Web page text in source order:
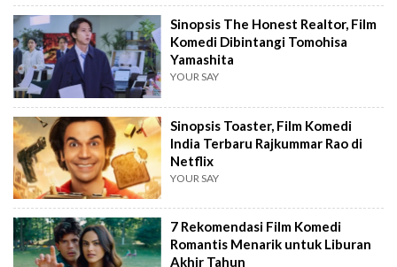
Sinopsis The Honest Realtor, Film
Komedi Dibintangi Tomohisa
Yamashita
YOUR SAY
Sinopsis Toaster, Film Komedi
India Terbaru Rajkummar Rao di
Netflix
YOUR SAY
7 Rekomendasi Film Komedi
Romantis Menarik untuk Liburan
Akhir Tahun